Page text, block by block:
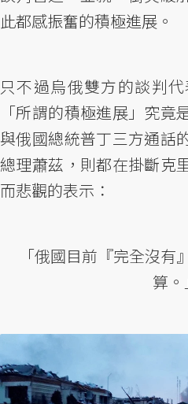
此都感振奮的積極進展。
只不過烏俄雙方的談判
「所謂的積極進展」究
與俄國總統普丁三方通話
總理蕭茲，則都在掛斷克
而悲觀的表示：
「俄國目前『完全沒
算。